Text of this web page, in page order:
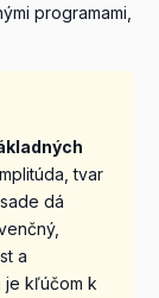
programami,
tvar
dá
a
je kľúčom k